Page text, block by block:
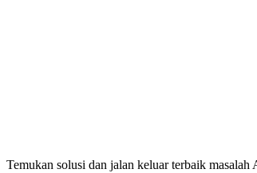
Temukan solusi dan jalan keluar terbaik